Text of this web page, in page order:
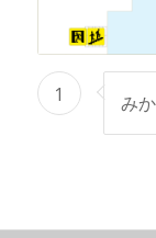
1 み